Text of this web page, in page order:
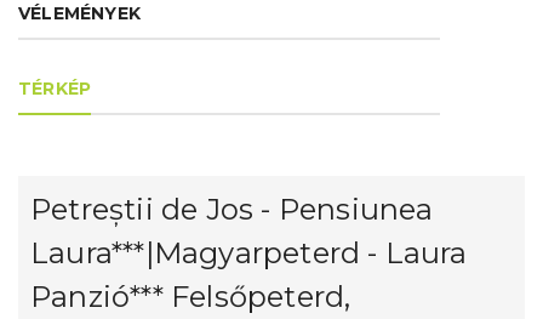
VÉLEMÉNYEK
TÉRKÉP
Petreștii de Jos - Pensiunea
Laura***|Magyarpeterd - Laura
Panzió*** Felsőpeterd,